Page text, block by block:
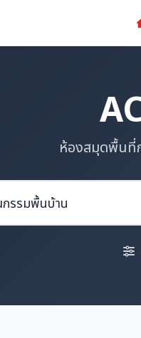
ห้องสมุดพื้นที่